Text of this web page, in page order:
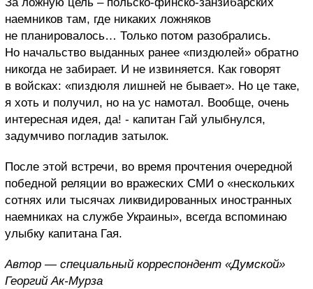
наемников там, где никаких ложняков
не планировалось… Только потом разобрались.
Но начальство выданных ранее «пиздюлей» обратно
никогда не забирает. И не извиняется. Как говорят
в войсках: «пиздюля лишней не бывает». Но це таке,
я хоть и получил, но на ус намотал. Вообще, очень
интересная идея, да! - капитан Гай улыбнулся,
задумчиво погладив затылок.
После этой встречи, во время прочтения очередной
победной реляции во вражеских СМИ о «нескольких
сотнях или тысячах ликвидированных иностранных
наемниках на службе Украины», всегда вспоминаю
улыбку капитана Гая.
Автор — специальный корреспондент «Думской»
Георгий Ак-Мурза